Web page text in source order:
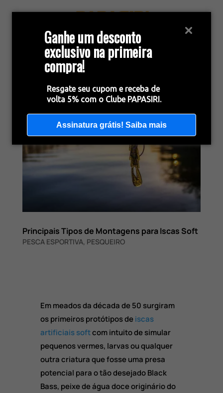
Ganhe um desconto
exclusivo na primeira
compra!
Resgate seu cupom e receba de
volta 5% com o Clube PAPASIRI.
Assinatura grátis! Saiba mais
Principais Tipos de Montagens para Iscas Soft
PESCA ESPORTIVA, PESQUEIRO
Em meados da década de 50 surgiram
os primeiros protótipos deiscas
artificiais softcom intuito de simular
pequenos vermes, larvas ou qualquer
outra criatura que fosse uma presa
potencial para o tão desejado Black
Bass, peixe de água doce originário do